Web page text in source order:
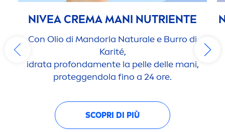
NIVEACREMA MANI NUTRIENTE
Con Olio di Mandorla Naturale e Burro di
Karité,
idrata profondamente la pelle delle mani,
proteggendola fino a 24 ore.
SCOPRI DI PIÙ